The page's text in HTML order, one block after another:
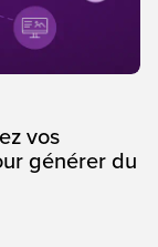
vos
générer du